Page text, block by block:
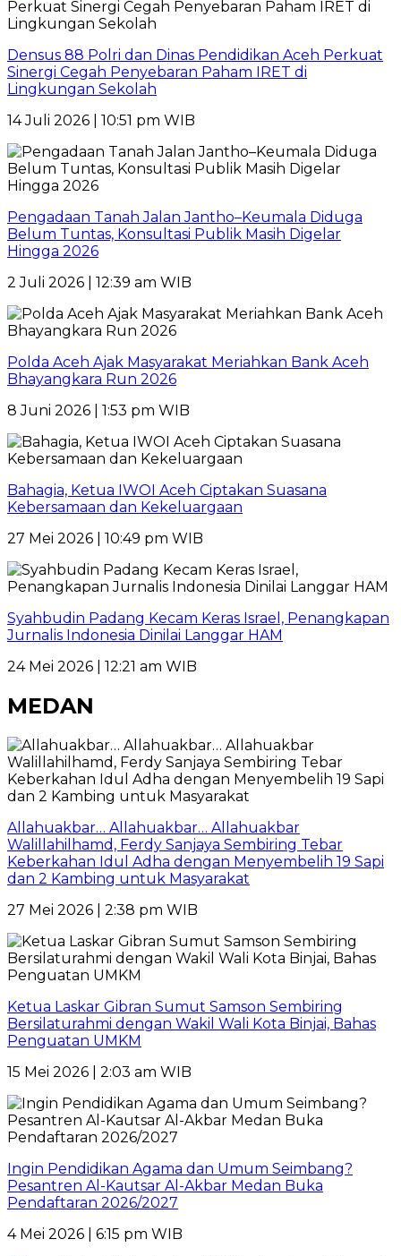
Densus 88 Polri dan Dinas Pendidikan Aceh Perkuat
Sinergi Cegah Penyebaran Paham IRET di
Lingkungan Sekolah
14 Juli 2026 | 10:51 pm WIB
Pengadaan Tanah Jalan Jantho–Keumala Diduga
Belum Tuntas, Konsultasi Publik Masih Digelar
Hingga 2026
2 Juli 2026 | 12:39 am WIB
Polda Aceh Ajak Masyarakat Meriahkan Bank Aceh
Bhayangkara Run 2026
8 Juni 2026 | 1:53 pm WIB
Bahagia, Ketua IWOI Aceh Ciptakan Suasana
Kebersamaan dan Kekeluargaan
27 Mei 2026 | 10:49 pm WIB
Syahbudin Padang Kecam Keras Israel, Penangkapan
Jurnalis Indonesia Dinilai Langgar HAM
24 Mei 2026 | 12:21 am WIB
MEDAN
Allahuakbar… Allahuakbar… Allahuakbar
Walillahilhamd, Ferdy Sanjaya Sembiring Tebar
Keberkahan Idul Adha dengan Menyembelih 19 Sapi
dan 2 Kambing untuk Masyarakat
27 Mei 2026 | 2:38 pm WIB
Ketua Laskar Gibran Sumut Samson Sembiring
Bersilaturahmi dengan Wakil Wali Kota Binjai, Bahas
Penguatan UMKM
15 Mei 2026 | 2:03 am WIB
Ingin Pendidikan Agama dan Umum Seimbang?
Pesantren Al-Kautsar Al-Akbar Medan Buka
Pendaftaran 2026/2027
4 Mei 2026 | 6:15 pm WIB